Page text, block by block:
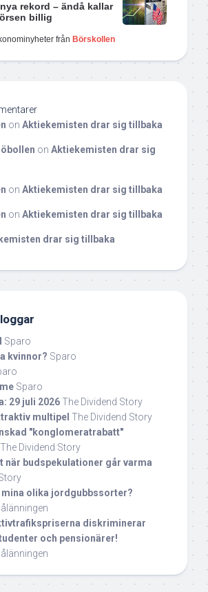
rekord – ändå kallar
billig
från Börskollen
on Aktiekemisten drar sig tillbaka
on Aktiekemisten drar sig
on Aktiekemisten drar sig tillbaka
on Aktiekemisten drar sig tillbaka
drar sig tillbaka
Sparo
kvinnor? Sparo
Sparo
29 juli 2026The Dividend Story
multipel The Dividend Story
"konglomeratrabatt"
The Dividend Story
när budspekulationer går varma
mina olika jordgubbssorter?
diskriminerar
och pensionärer!